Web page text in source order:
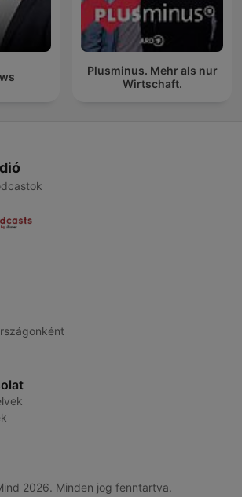
Plusminus. Mehr als nur
Wirtschaft.
2026. Minden jog fenntartva.